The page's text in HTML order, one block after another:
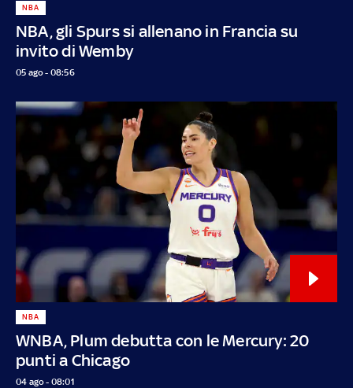
NBA, gli Spurs si allenano in Francia su
invito di Wemby
NBA
05 ago - 08:56
WNBA, Plum debutta con le Mercury: 20
punti a Chicago
NBA
04 ago - 08:01